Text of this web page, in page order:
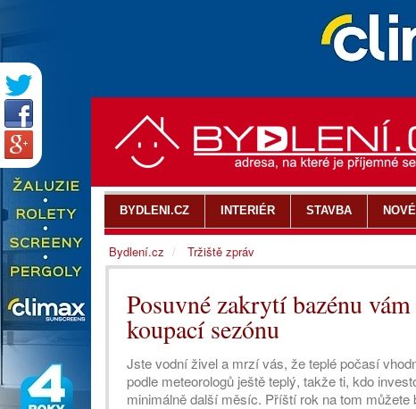
Posuvné zakrytí bazénu
koupací sezónu
Jste vodní živel a mrzí vás, že teplé počasí
podle meteorologů ještě teplý, takže ti, kdo
minimálně další měsíc. Příští rok na tom můžete
BYDLENI.CZ INTERIÉR STAVBA
Bydlení.cz Tržiště zpráv